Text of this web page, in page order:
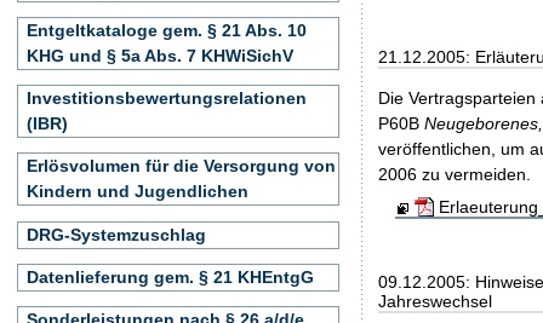
21.12.2005:
Die
P60B
veröffentlichen, um
2006 zu vermeiden.
09.12.2005:
Jahreswechsel
Entgeltkataloge gem. § 21 Abs. 10
KHG und § 5a Abs. 7 KHWiSichV
Investitionsbewertungsrelationen
(IBR)
Erlösvolumen für die Versorgung von
Kindern und Jugendlichen
DRG-Systemzuschlag
Datenlieferung gem. § 21 KHEntgG